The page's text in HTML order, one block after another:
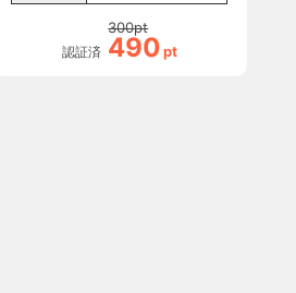
認証済
300pt
490pt